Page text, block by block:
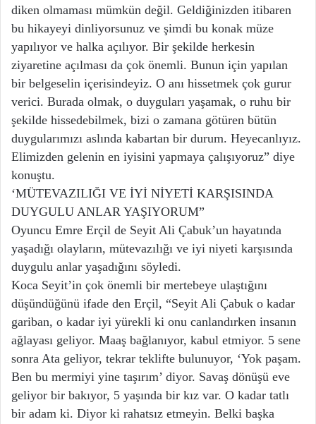
diken olmaması mümkün değil. Geldiğinizden itibaren
bu hikayeyi dinliyorsunuz ve şimdi bu konak müze
yapılıyor ve halka açılıyor. Bir şekilde herkesin
ziyaretine açılması da çok önemli. Bunun için yapılan
bir belgeselin içerisindeyiz. O anı hissetmek çok gurur
verici. Burada olmak, o duyguları yaşamak, o ruhu bir
şekilde hissedebilmek, bizi o zamana götüren bütün
duygularımızı aslında kabartan bir durum. Heyecanlıyız.
Elimizden gelenin en iyisini yapmaya çalışıyoruz” diye
konuştu.
‘MÜTEVAZILIĞI VE İYİ NİYETİ KARŞISINDA
DUYGULU ANLAR YAŞIYORUM”
Oyuncu Emre Erçil de Seyit Ali Çabuk’un hayatında
yaşadığı olayların, mütevazılığı ve iyi niyeti karşısında
duygulu anlar yaşadığını söyledi.
Koca Seyit’in çok önemli bir mertebeye ulaştığını
düşündüğünü ifade den Erçil, “Seyit Ali Çabuk o kadar
gariban, o kadar iyi yürekli ki onu canlandırken insanın
ağlayası geliyor. Maaş bağlanıyor, kabul etmiyor. 5 sene
sonra Ata geliyor, tekrar teklifte bulunuyor, ‘Yok paşam.
Ben bu mermiyi yine taşırım’ diyor. Savaş dönüşü eve
geliyor bir bakıyor, 5 yaşında bir kız var. O kadar tatlı
bir adam ki. Diyor ki rahatsız etmeyin. Belki başka